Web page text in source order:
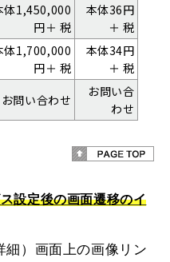
体1,450,000
円＋ 税
本体36円
＋ 税
体1,700,000
円＋ 税
本体34円
＋ 税
お問い合わせ
お問い合
わせ
設定後の画面遷移のイ
）画面上の画像リン